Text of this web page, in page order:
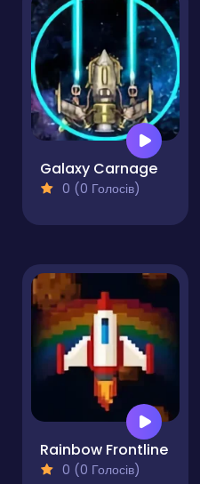
Galaxy Carnage
0 (0 Голосів)
Rainbow Frontline
0 (0 Голосів)